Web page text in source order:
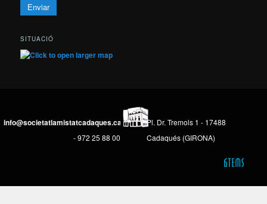
SITUACIÓ
info@societatlamistatcadaques.cat
- 972 25 88 00
Pl. Dr. Tremols 1 - 17488
Cadaqués (GIRONA)